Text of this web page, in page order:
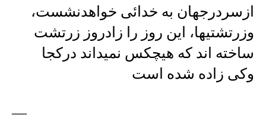
ازسردرجهان به خدائی خواهدنشست،
وزرتشتیها، این روز را زادروز زرتشت
ساخته اند که هیچکس نمیداند درکجا
وکی زاده شده است
—